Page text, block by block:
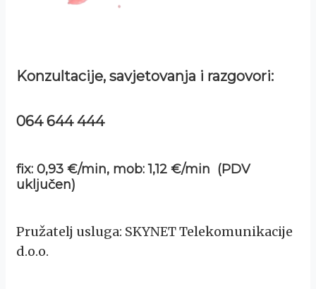
Konzultacije, savjetovanja i razgovori:
064 644 444
fix: 0,93 €/min, mob: 1,12 €/min (PDV
uključen)
Pružatelj usluga: SKYNET Telekomunikacije
d.o.o.